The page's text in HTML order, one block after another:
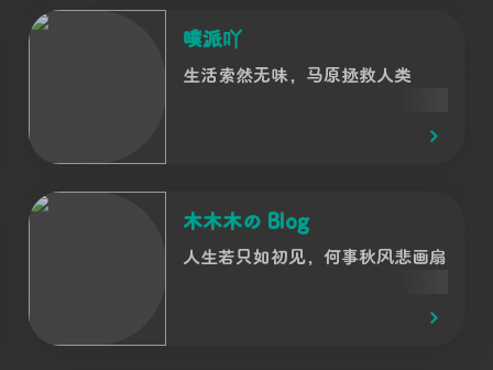
噗派吖
生活索然无味，马原拯救人类
木木木の Blog
人生若只如初见，何事秋风悲画扇